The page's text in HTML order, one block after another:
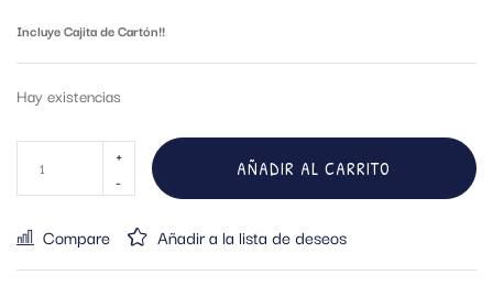
Incluye Cajita de Cartón!!
Hay existencias
AÑADIR AL CARRITO
Compare Añadir a la lista de deseos